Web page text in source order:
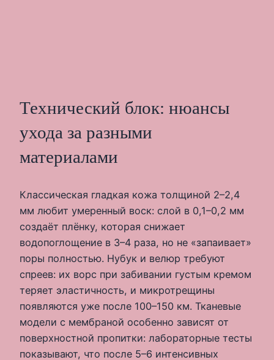
Технический блок: нюансы
ухода за разными
материалами
Классическая гладкая кожа толщиной 2–2,4
мм любит умеренный воск: слой в 0,1–0,2 мм
создаёт плёнку, которая снижает
водопоглощение в 3–4 раза, но не «запаивает»
поры полностью. Нубук и велюр требуют
спреев: их ворс при забивании густым кремом
теряет эластичность, и микротрещины
появляются уже после 100–150 км. Тканевые
модели с мембраной особенно зависят от
поверхностной пропитки: лабораторные тесты
показывают, что после 5–6 интенсивных